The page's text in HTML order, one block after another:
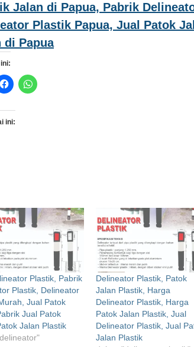
Jalan di Papua, Pabrik
Plastik Papua, Jual Patok
di Papua
ini:
Plastik, Pabrik
Plastik, Delineator
Jual Patok
Jual Patok
Jalan Plastik
Delineator Plastik, Patok
Jalan Plastik, Harga
Delineator Plastik, Harga
Patok Jalan Plastik, Jual
Delineator Plastik, Jual
Jalan Plastik